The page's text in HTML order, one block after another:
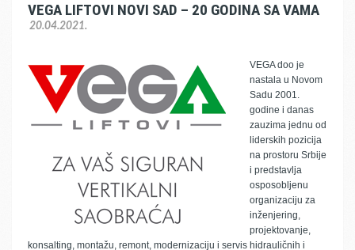
VEGA LIFTOVI NOVI SAD – 20 GODINA SA VAMA
20.04.2021.
VEGA doo je
nastala u Novom
Sadu 2001.
godine i danas
zauzima jednu od
liderskih pozicija
na prostoru Srbije
i predstavlja
osposobljenu
organizaciju za
inženjering,
projektovanje,
konsalting, montažu, remont, modernizaciju i servis hidrauličnih i